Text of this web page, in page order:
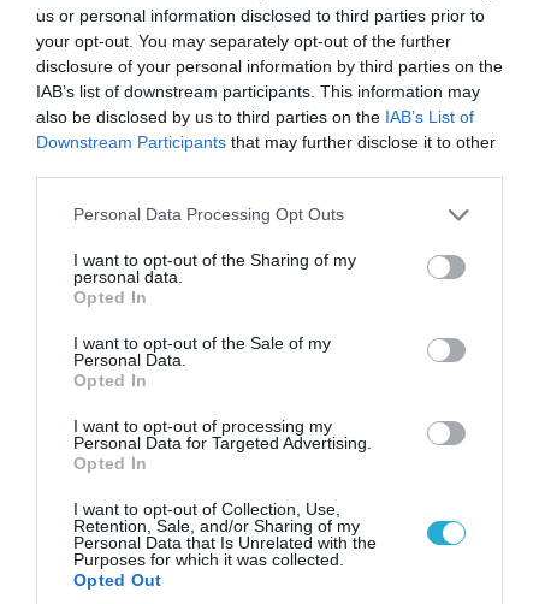
us or personal information disclosed to third parties prior to
your opt-out. You may separately opt-out of the further
disclosure of your personal information by third parties on the
IAB’s list of downstream participants. This information may
also be disclosed by us to third parties on the IAB’s List of
Downstream Participants that may further disclose it to other
Please note that this website/app uses one or more Google
not limited to your visit or usage behaviour. You may click to
grant or deny consent to Google and its third-party tags to
use your data for below specified purposes in below Google
consent section.
Personal Data Processing Opt Outs
I want to opt-out of the Sharing of my
personal data.
Opted In
I want to opt-out of the Sale of my
Personal Data.
Opted In
I want to opt-out of processing my
Personal Data for Targeted Advertising.
Opted In
I want to opt-out of Collection, Use,
Retention, Sale, and/or Sharing of my
Personal Data that Is Unrelated with the
Purposes for which it was collected.
Opted Out
07.08.2026 | 20:02
Ο Γιάννης Αλαφούζος «τέλειωσε» τον
Κωνσταντίνο Ζούλα από τον ΣΚΑΪ – Ο λόγος της
απομάκρυνσής του
ΠΟΛΙΤΙΚΗ